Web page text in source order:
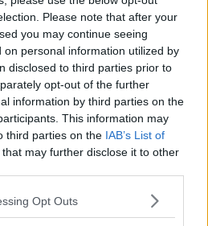
Please note that after your
you may continue seeing
on personal information utilized by
disclosed to third parties prior to
opt-out of the further
information by third parties on the
This information may
third parties on the IAB’s List of
that may further disclose it to other
Opt Outs
gli studenti della Toscana
opere esposte.
Schönheit, reduce di
presentato, in anteprima
della Shoah, progetto congiunto del
di mettere in rete le migliori
della Shoah in classe.